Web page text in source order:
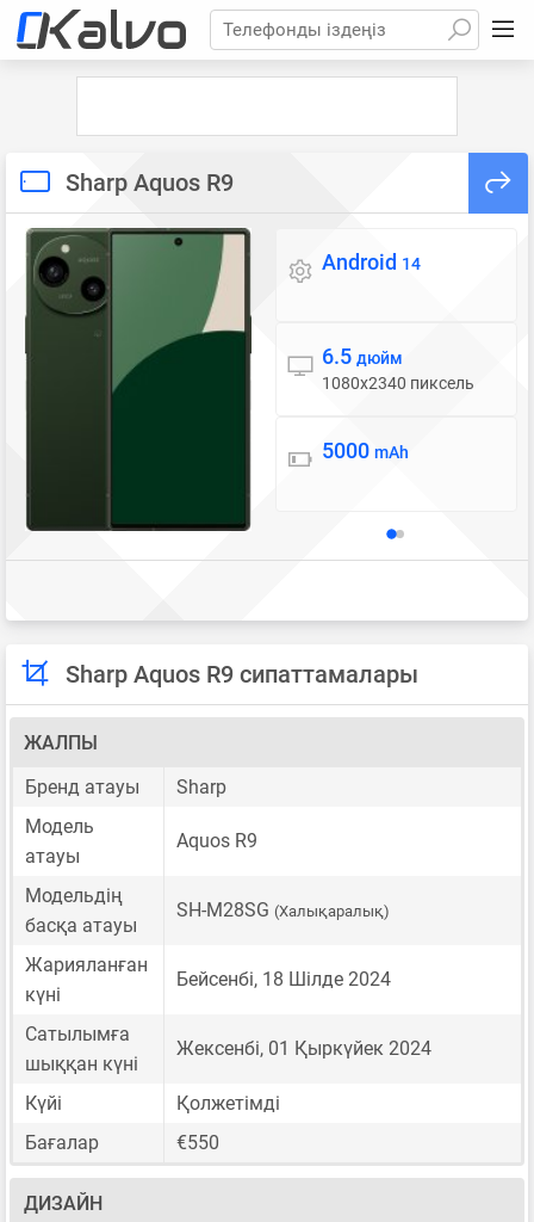
Телефонды іздеңіз
Sharp Aquos R9
Операциялық жүйе
Android 14
Дисплей
6.5 дюйм
1080x2340 пиксель
Батарея
5000 mAh
Sharp Aquos R9 сипаттамалары
ЖАЛПЫ
Бренд атауы
Sharp
Модель
атауы
Aquos R9
Модельдің
басқа атауы
SH-M28SG (Халықаралық)
Жарияланған
күні
Бейсенбі, 18 Шілде 2024
Сатылымға
шыққан күні
Жексенбі, 01 Қыркүйек 2024
Күйі
Қолжетімді
Бағалар
€550
ДИЗАЙН